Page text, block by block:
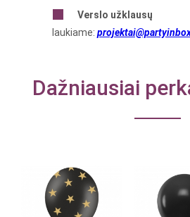
Verslo užklausų
laukiame:
Dažniausiai